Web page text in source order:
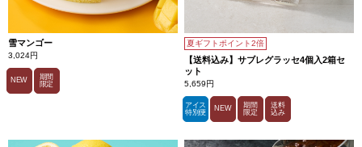
雪マンゴー
3,024円
NEW
期間
限定
夏ギフトポイント2倍
【送料込み】サブレグラッセ4個入2箱セ
ット
5,659円
アイス
特別便
NEW
期間
限定
送料
込み